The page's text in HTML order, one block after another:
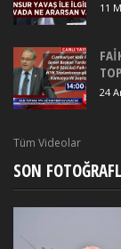
11
24
Tüm Videolar
SON